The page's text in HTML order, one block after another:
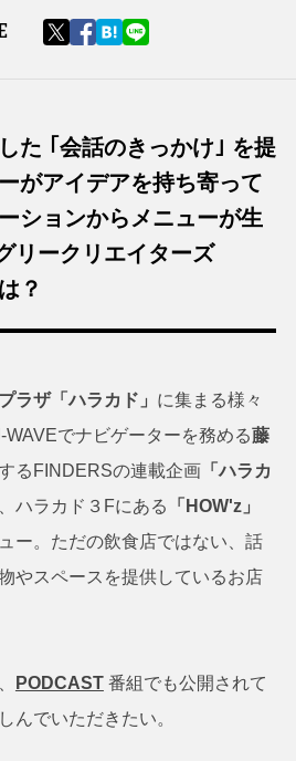
た ｢会話のきっかけ｣ を提
がアイデアを持ち寄って
ションからメニューが生
リークリエイターズ
？
ラザ「ハラカド」 に集まる様々
でナビゲーターを務める藤
るFINDERSの連載企画「ハラカ
ハラカド３Fにある
「HOW'z」
ー。ただの飲食店ではない、話
やスペースを提供しているお店
PODCAST 番組でも公開されて
んでいただきたい。